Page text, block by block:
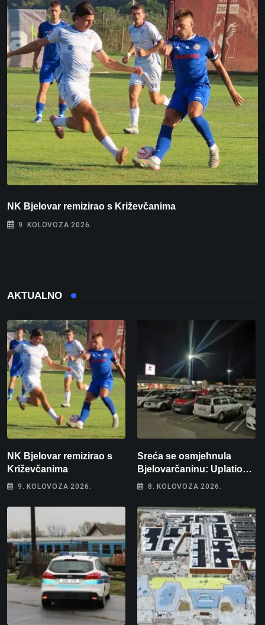
NK Bjelovar remizirao s Križevčanima
9. KOLOVOZA 2026.
AKTUALNO
NK Bjelovar remizirao s
Križevčanima
9. KOLOVOZA 2026.
Sreća se osmjehnula
Bjelovarčaninu: Uplatio
samo 4 eura, a osvojio
8. KOLOVOZA 2026.